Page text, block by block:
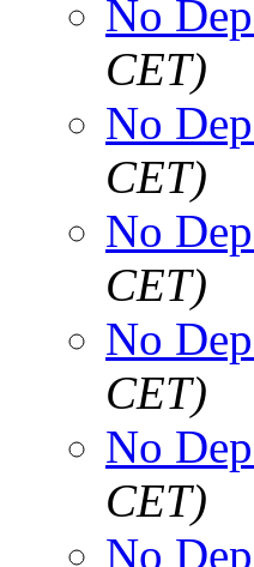
No
CET)
No
CET)
No
CET)
No
CET)
No
CET)
No